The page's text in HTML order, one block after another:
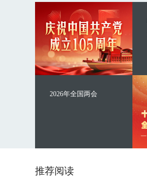
2026年全国两会
推荐阅读